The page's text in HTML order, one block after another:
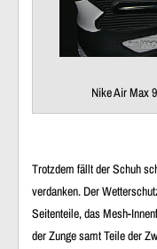
Nike Air Max
Trotzdem fällt der Schuh
verdanken. Der
Seitenteile, das Mesh-
der Zunge samt Teile der